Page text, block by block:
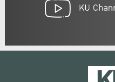
KU